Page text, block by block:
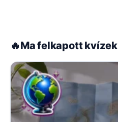
🔥Ma felkapott kvízek